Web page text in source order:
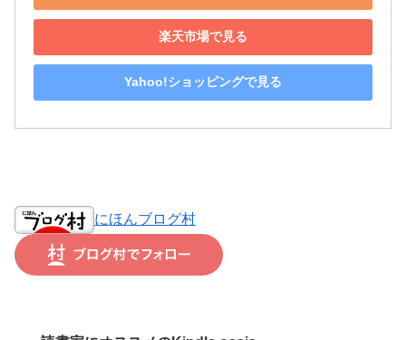
楽天市場で見る
Yahoo!ショッピングで見る
にほんブログ村